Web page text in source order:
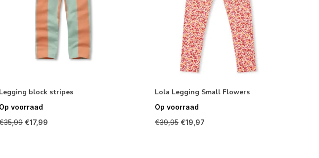
Legging block stripes
Op voorraad
€17,99
Lola Legging Small Flowers
Op voorraad
€39,95 €19,97